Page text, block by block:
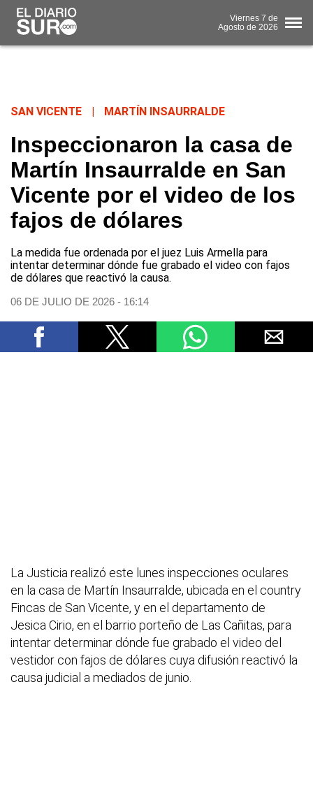
Viernes 7 de
Agosto de 2026
SAN VICENTE MARTÍN INSAURRALDE
Inspeccionaron la casa de
Martín Insaurralde en San
Vicente por el video de los
fajos de dólares
La medida fue ordenada por el juez Luis Armella para
intentar determinar dónde fue grabado el video con fajos
de dólares que reactivó la causa.
06 DE JULIO DE 2026 - 16:14
La Justicia realizó este lunes inspecciones oculares
en la casa de Martín Insaurralde, ubicada en el country
Fincas de San Vicente, y en el departamento de
Jesica Cirio, en el barrio porteño de Las Cañitas, para
intentar determinar dónde fue grabado el video del
vestidor con fajos de dólares cuya difusión reactivó la
causa judicial a mediados de junio.